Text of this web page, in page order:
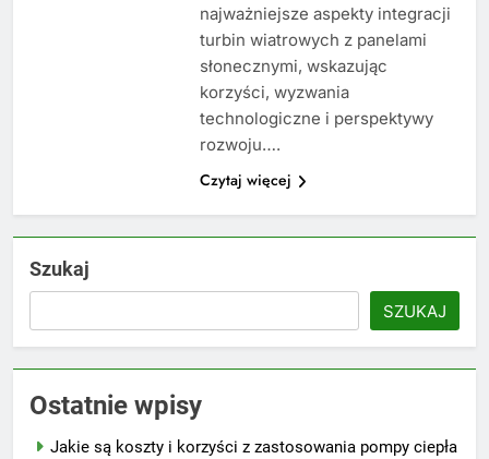
najważniejsze aspekty integracji
turbin wiatrowych z panelami
słonecznymi, wskazując
korzyści, wyzwania
technologiczne i perspektywy
rozwoju….
Czytaj więcej
Szukaj
SZUKAJ
Ostatnie wpisy
Jakie są koszty i korzyści z zastosowania pompy ciepła